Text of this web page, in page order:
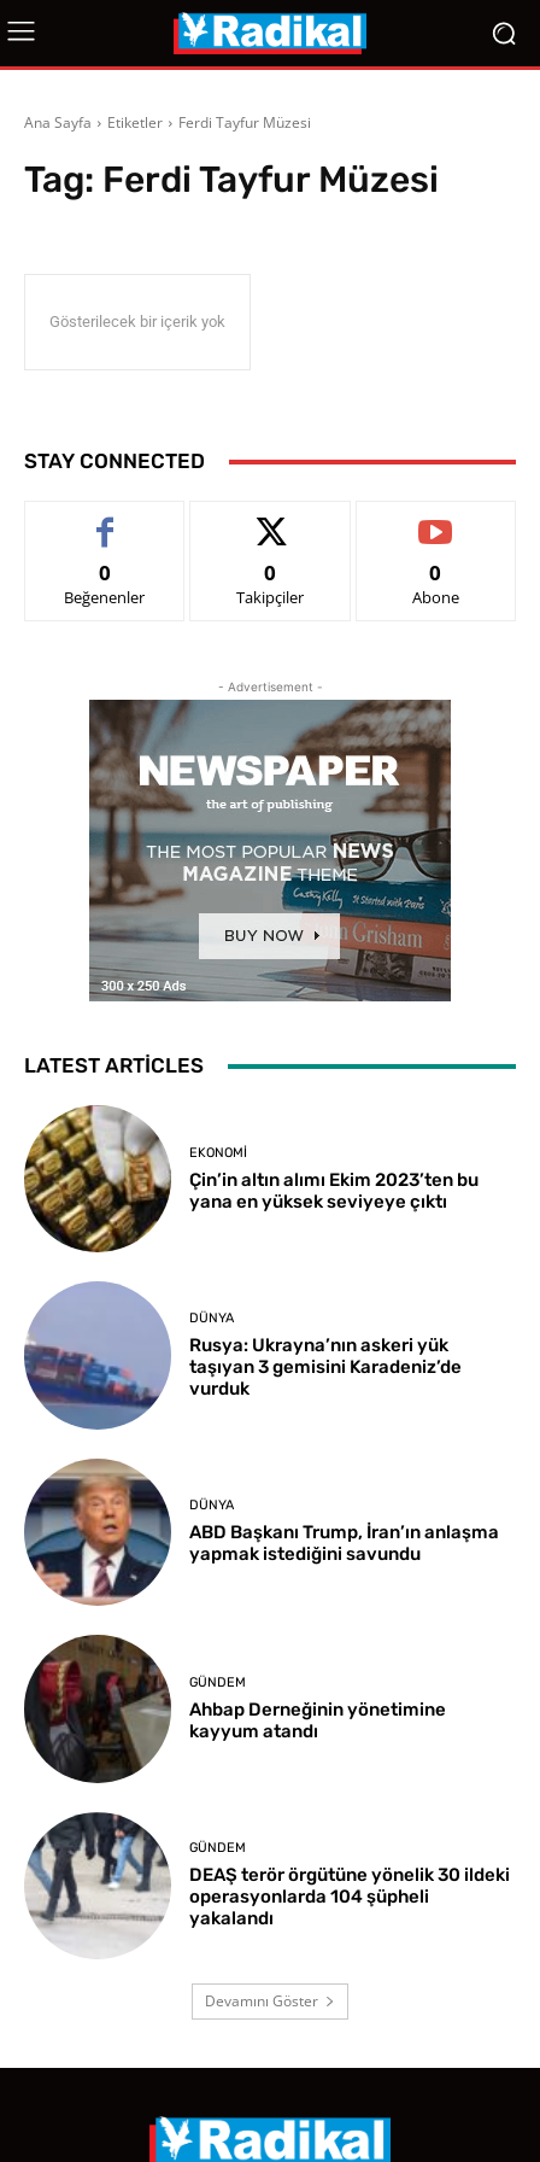
Ana Sayfa Etiketler Ferdi Tayfur Müzesi
Tag: Ferdi Tayfur Müzesi
Gösterilecek bir içerik yok
STAY CONNECTED
0
Beğenenler
0
Takipçiler
0
Abone
- Advertisement -
LATEST ARTICLES
EKONOMI
Çin’in altın alımı Ekim 2023’ten bu
yana en yüksek seviyeye çıktı
DÜNYA
Rusya: Ukrayna’nın askeri yük
taşıyan 3 gemisini Karadeniz’de
vurduk
DÜNYA
ABD Başkanı Trump, İran’ın anlaşma
yapmak istediğini savundu
GÜNDEM
Ahbap Derneğinin yönetimine
kayyum atandı
GÜNDEM
DEAŞ terör örgütüne yönelik 30 ildeki
operasyonlarda 104 şüpheli
yakalandı
Devamını Göster